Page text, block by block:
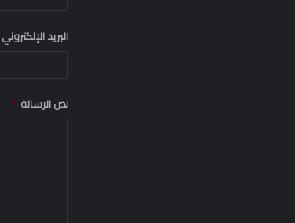
البريد الإلكتروني
نص الرسالة *